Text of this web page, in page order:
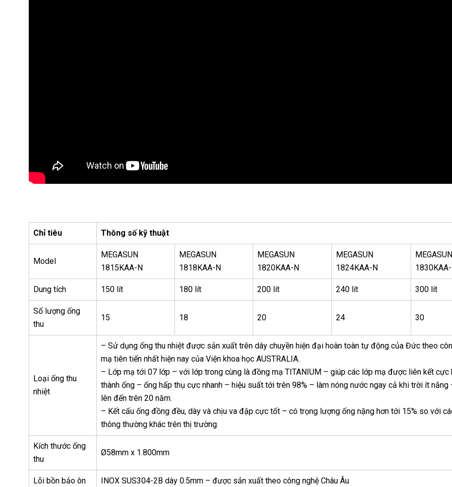
Chỉ tiêu Thông số kỹ thuật
Model
MEGASUN
1815KAA-N
MEGASUN
1818KAA-N
MEGASUN
1820KAA-N
MEGASUN
1824KAA-N
MEGASUN
Dung tích 150 lít 180 lít 200 lít 240 lít 300 lít
Số lượng ống
thu
15 18 20 24 30
Loại ống thu
nhiệt
– Sử dụng ống thu nhiệt được sản xuất trên dây chuyền hiện đại hoàn toàn tự động của Đức theo
mạ tiên tiến nhất hiện nay của Viện khoa học AUSTRALIA.
– Lớp mạ tới 07 lớp – với lớp trong cùng là đồng mạ TITANIUM – giúp các lớp mạ được liên kết cực
thành ống – ống hấp thụ cực nhanh – hiệu suất tới trên 98% – làm nóng nước ngay cả khi trời ít nắng
lên đến trên 20 năm.
– Kết cấu ống đồng đều, dày và chịu va đập cực tốt – có trọng lượng ống nặng hơn tới 15% so với
thông thường khác trên thị trường.
Kích thước ống
thu
Ø58mm x 1.800mm
Lõi bồn bảo ôn INOX SUS304-2B dày 0.5mm – được sản xuất theo công nghệ Châu Âu